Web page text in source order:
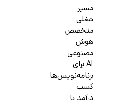
مسیر
شغلی
متخصص
هوش
مصنوعی
AI برای
برنامه‌نویس‌ها
کسب